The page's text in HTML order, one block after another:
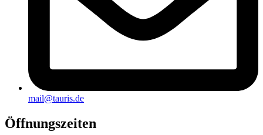
mail@tauris.de
Öffnungszeiten